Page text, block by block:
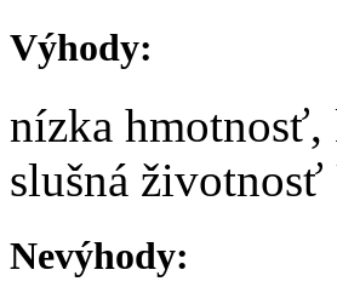
Výhody:
nízka
slušná
Nevýhody: